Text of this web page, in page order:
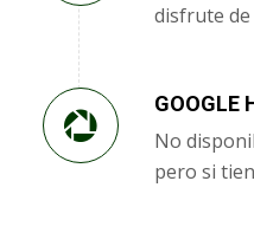
disfrute
GOOGLE
No
pero si